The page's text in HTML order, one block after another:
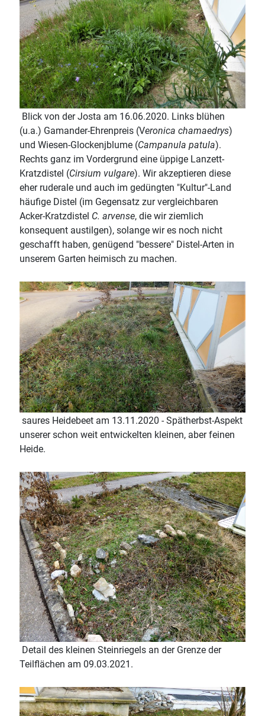
Blick von der Josta am 16.06.2020. Links blühen
(u.a.) Gamander-Ehrenpreis (Veronica chamaedrys)
und Wiesen-Glockenjblume (Campanula patula).
Rechts ganz im Vordergrund eine üppige Lanzett-
Kratzdistel (Cirsium vulgare). Wir akzeptieren diese
eher ruderale und auch im gedüngten "Kultur"-Land
häufige Distel (im Gegensatz zur vergleichbaren
Acker-Kratzdistel C. arvense, die wir ziemlich
konsequent austilgen), solange wir es noch nicht
geschafft haben, genügend "bessere" Distel-Arten in
unserem Garten heimisch zu machen.
saures Heidebeet am 13.11.2020 - Spätherbst-Aspekt
unserer schon weit entwickelten kleinen, aber feinen
Heide.
Detail des kleinen Steinriegels an der Grenze der
Teilflächen am 09.03.2021.